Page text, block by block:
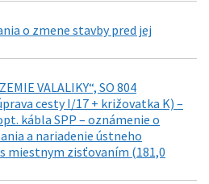
o zmene stavby pred jej
VALALIKY“, SO 804
cesty I/17 + križovatka K) –
kábla SPP – oznámenie o
a nariadenie ústneho
miestnym zisťovaním (181,0